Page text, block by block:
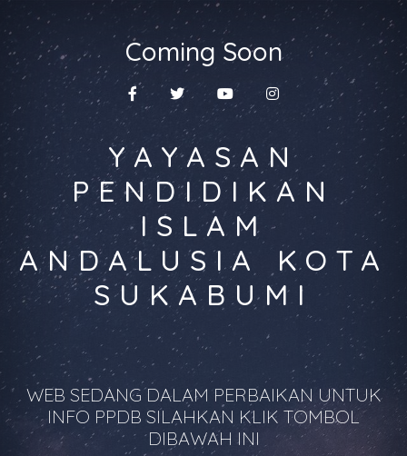
Coming Soon
YAYASAN
PENDIDIKAN
ISLAM
ANDALUSIA KOTA
SUKABUMI
WEB SEDANG DALAM PERBAIKAN UNTUK
INFO PPDB SILAHKAN KLIK TOMBOL
DIBAWAH INI